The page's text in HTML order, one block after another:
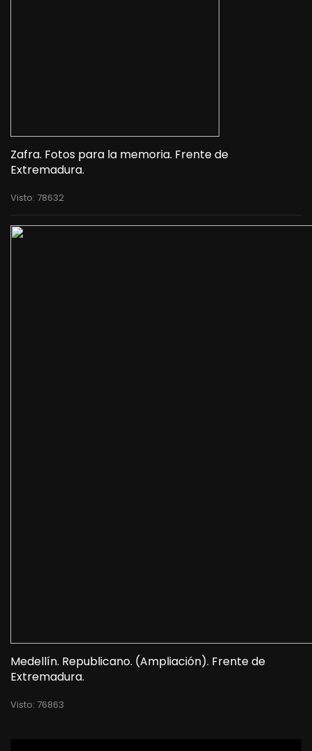
Zafra. Fotos para la memoria. Frente de
Extremadura.
Visto: 78632
Medellín. Republicano. (Ampliación). Frente de
Extremadura.
Visto: 76863